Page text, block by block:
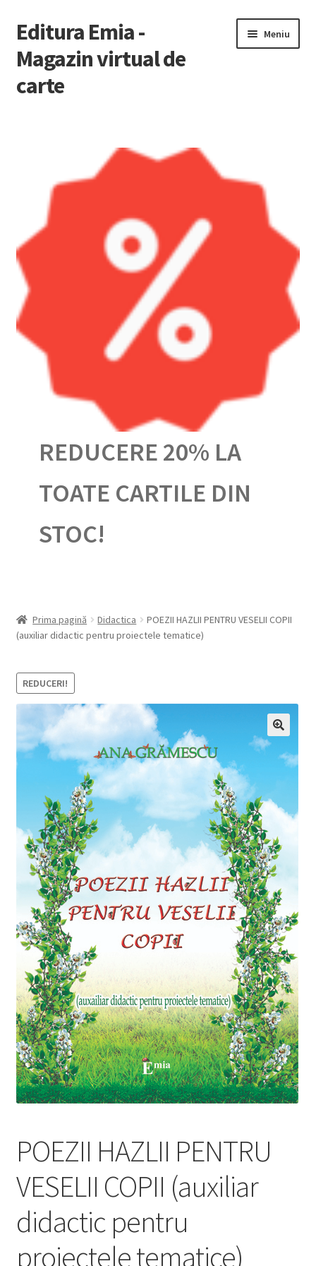
Sari
la
navigare
Sari
la
conținut
Editura Emia -
Magazin virtual de
carte
Meniu
Contul Meu
Finalizare Comandă
Newsletter
Urmărește-ți comanda
REDUCERE 20% LA
TOATE CARTILE DIN
STOC!
Prima pagină Didactica
POEZII HAZLII PENTRU VESELII COPII
(auxiliar didactic pentru proiectele tematice)
REDUCERI!
POEZII HAZLII PENTRU
VESELII COPII (auxiliar
didactic pentru
proiectele tematice)